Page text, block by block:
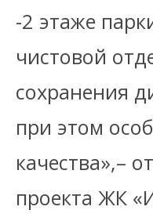
-2 этаже
чистовой
сохранения
при этом
качества»,–
проекта ЖК